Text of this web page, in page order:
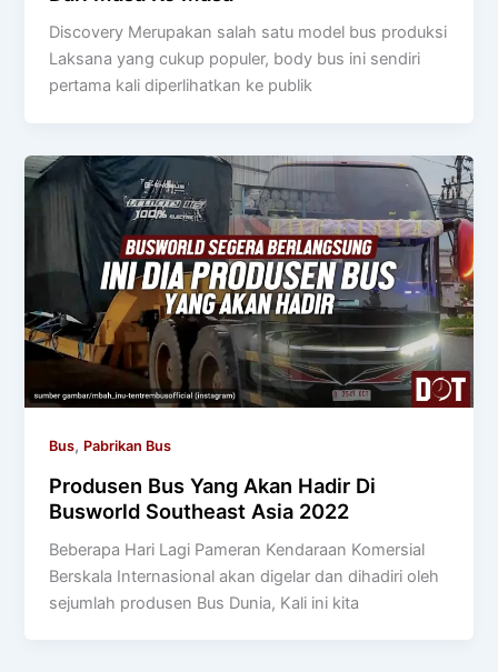
Discovery Merupakan salah satu model bus produksi
Laksana yang cukup populer, body bus ini sendiri
pertama kali diperlihatkan ke publik
Bus, Pabrikan Bus
Produsen Bus Yang Akan Hadir Di
Busworld Southeast Asia 2022
Beberapa Hari Lagi Pameran Kendaraan Komersial
Berskala Internasional akan digelar dan dihadiri oleh
sejumlah produsen Bus Dunia, Kali ini kita